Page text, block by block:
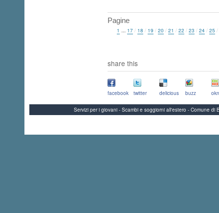
Pagine
1 ... 17 / 18 / 19 / 20 / 21 / 22 / 23 / 24 / 25 /
share this
facebook twitter delicious buzz
Servizi per i giovani - Scambi e soggiorni all'estero - Comune